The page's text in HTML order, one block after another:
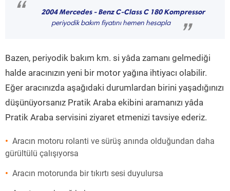
“ 2004 Mercedes - Benz C-Class C 180 Kompressor
periyodik bakım fiyatını hemen hesapla ”
Bazen, periyodik bakım km. si yâda zamanı gelmediği
halde aracınızın yeni bir motor yağına ihtiyacı olabilir.
Eğer aracınızda aşağıdaki durumlardan birini yaşadığınızı
düşünüyorsanız Pratik Araba ekibini aramanızı yâda
Pratik Araba servisini ziyaret etmenizi tavsiye ederiz.
Aracın motoru rolanti ve sürüş anında olduğundan daha
gürültülü çalışıyorsa
Aracın motorunda bir tıkırtı sesi duyulursa